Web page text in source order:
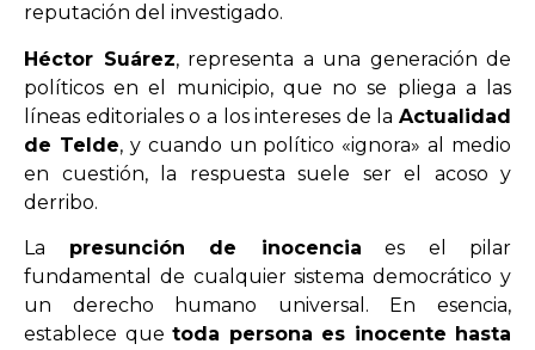
reputación del investigado.
Héctor Suárez, representa a una generación de
políticos en el municipio, que no se pliega a las
líneas editoriales o a los intereses de la Actualidad
de Telde, y cuando un político «ignora» al medio
en cuestión, la respuesta suele ser el acoso y
derribo.
La presunción de inocencia es el pilar
fundamental de cualquier sistema democrático y
un derecho humano universal. En esencia,
establece que toda persona es inocente hasta